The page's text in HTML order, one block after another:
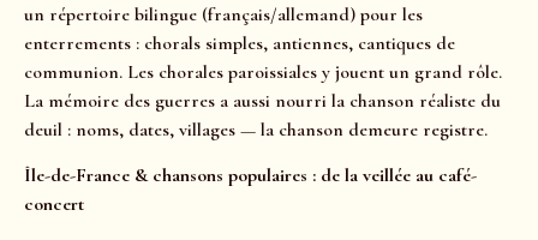
un répertoire bilingue (français/allemand) pour les
enterrements : chorals simples, antiennes, cantiques de
communion. Les chorales paroissiales y jouent un grand rôle.
La mémoire des guerres a aussi nourri la chanson réaliste du
deuil : noms, dates, villages — la chanson demeure registre.
Île-de-France & chansons populaires : de la veillée au café-
concert